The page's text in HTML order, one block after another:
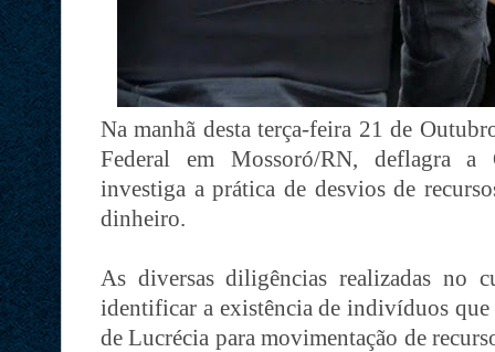
Na manhã desta terça-feira 21 de
Federal em Mossoró/RN, deflagra a
investiga a prática de desvios de
dinheiro.
As diversas diligências realizadas no
identificar a existência de indivíduos
de Lucrécia para movimentação de